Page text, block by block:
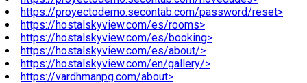
https://proyectodemo.secontab.com/password/reset>
https://hostalskyview.com/es/rooms>
https://hostalskyview.com/es/booking>
https://hostalskyview.com/es/about/>
https://hostalskyview.com/en/gallery/>
https://vardhmanpg.com/about>